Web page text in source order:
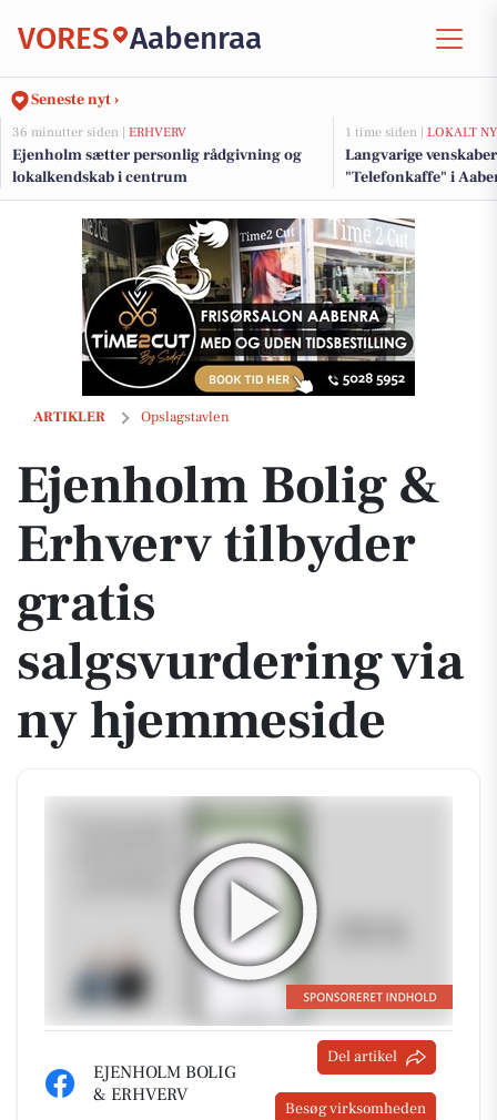
VORES Aabenraa
Seneste nyt ›
36 minutter siden | ERHVERV
Ejenholm sætter personlig rådgivning og
lokalkendskab i centrum
1 time siden | LOKALT
Langvarige
"Telefonkaffe" i
ARTIKLER Opslagstavlen
Ejenholm Bolig & Erhverv tilbyder gratis salgsvurdering via ny
Ejenholm Bolig &
Erhverv tilbyder
gratis
salgsvurdering via
ny hjemmeside
EJENHOLM BOLIG
& ERHVERV
Del artikel
Besøg virksomheden